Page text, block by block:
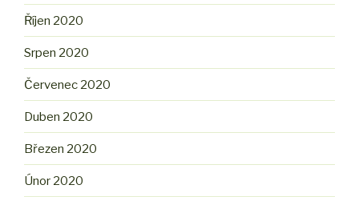
Říjen 2020
Srpen 2020
Červenec 2020
Duben 2020
Březen 2020
Únor 2020